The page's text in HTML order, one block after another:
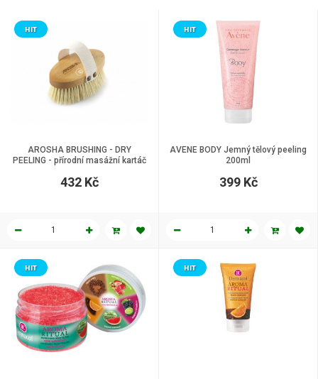
AROSHA BRUSHING - DRY
PEELING - přírodní masážní kartáč
HIT
432 Kč
AVENE BODY Jemný tělový peeling
200ml
HIT
399 Kč
HIT HIT